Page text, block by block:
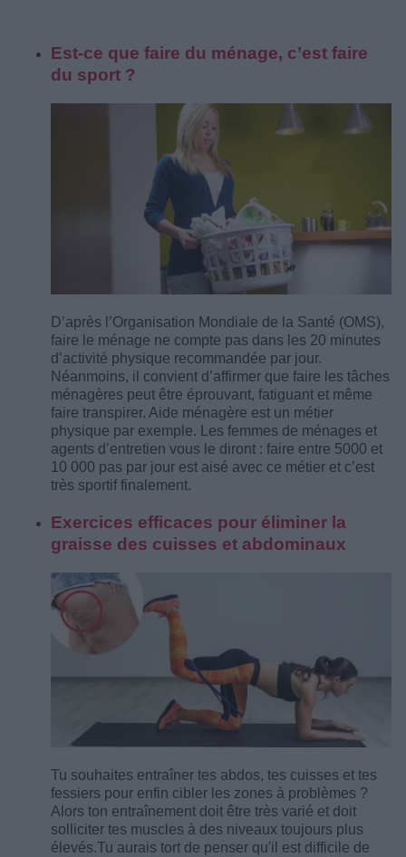
Est-ce que faire du ménage, c’est faire
du sport ?
D’après l’Organisation Mondiale de la Santé (OMS),
faire le ménage ne compte pas dans les 20 minutes
d’activité physique recommandée par jour.
Néanmoins, il convient d’affirmer que faire les tâches
ménagères peut être éprouvant, fatiguant et même
faire transpirer. Aide ménagère est un métier
physique par exemple. Les femmes de ménages et
agents d’entretien vous le diront : faire entre 5000 et
10 000 pas par jour est aisé avec ce métier et c’est
très sportif finalement.
Exercices efficaces pour éliminer la
graisse des cuisses et abdominaux
Tu souhaites entraîner tes abdos, tes cuisses et tes
fessiers pour enfin cibler les zones à problèmes ?
Alors ton entraînement doit être très varié et doit
solliciter tes muscles à des niveaux toujours plus
élevés.Tu aurais tort de penser qu'il est difficile de